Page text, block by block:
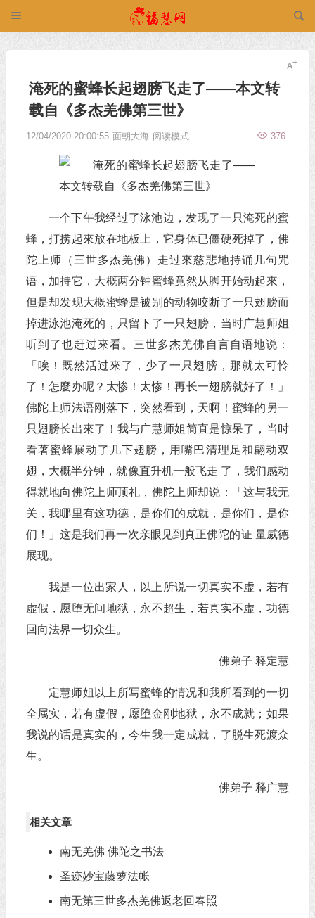
淹死的蜜蜂长起翅膀飞走了――本文转
载自《多杰羌佛第三世》
12/04/2020 20:00:55 面朝大海 376
阅读模式
一个下午我经过了泳池边，发现了一只淹死的蜜
蜂，打捞起來放在地板上，它身体已僵硬死掉了，佛
陀上师（三世多杰羌佛）走过來慈悲地持诵几句咒
语，加持它，大概两分钟蜜蜂竟然从脚开始动起來，
但是却发现大概蜜蜂是被别的动物咬断了一只翅膀而
掉进泳池淹死的，只留下了一只翅膀，当时广慧师姐
听到了也赶过來看。三世多杰羌佛自言自语地说：
「唉！既然活过來了，少了一只翅膀，那就太可怜
了！怎麼办呢？太惨！太惨！再长一翅膀就好了！」
佛陀上师法语刚落下，突然看到，天啊！蜜蜂的另一
只翅膀长出來了！我与广慧师姐简直是惊呆了，当时
看著蜜蜂展动了几下翅膀，用嘴巴清理足和翩动双
翅，大概半分钟，就像直升机一般飞走 了，我们感动
得就地向佛陀上师顶礼，佛陀上师却说：「这与我无
关，我哪里有这功德，是你们的成就，是你们，是你
们！」这是我们再一次亲眼见到真正佛陀的证 量威德
展现。
我是一位出家人，以上所说一切真实不虚，若有
虚假，愿堕无间地狱，永不超生，若真实不虚，功德
回向法界一切众生。
佛弟子 释定慧
定慧师姐以上所写蜜蜂的情况和我所看到的一切
全属实，若有虚假，愿堕金刚地狱，永不成就；如果
我说的话是真实的，今生我一定成就，了脱生死渡众
生。
佛弟子 释广慧
相关文章
南无羌佛 佛陀之书法
圣迹妙宝藤萝法帐
南无第三世多杰羌佛返老回春照